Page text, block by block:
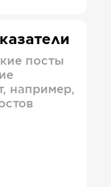
посты
например,